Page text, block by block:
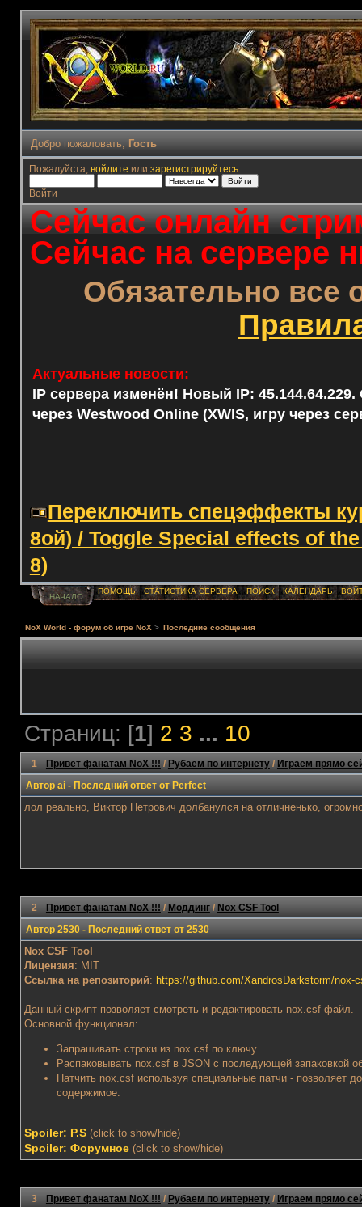
Добро пожаловать, Гость
Пожалуйста, войдите или зарегистрируйтесь.
Войти
Сейчас онлайн
Сейчас на сервере
Обязательно все
Актуальные новости:
IP сервера изменён! Новый IP: 45.144.64.229.
через Westwood Online (XWIS, игру через
Переключить спецэффекты
8ой) / Toggle Special effects of
8)
НАЧАЛО
ПОМОЩЬ СТАТИСТИКА СЕРВЕРА ПОИСК КАЛЕНДАРЬ
NoX World - форум об игре NoX > Последние сообщения
Страниц: [1] 2 3 ... 10
1 Привет фанатам NoX !!! /Рубаем по интернету/Играем прямо
Автор ai- Последний ответ от Perfect
лол реально, Виктор Петрович долбанулся на отличненько,
2 Привет фанатам NoX !!! /Моддинг/Nox CSF Tool
Автор 2530- Последний ответ от 2530
Nox CSF Tool
Лицензия: MIT
Ссылка на репозиторий: https://github.com/XandrosDarkstorm/nox-
Данный скрипт позволяет смотреть и редактировать nox.csf файл.
Основной функционал:
Запрашивать строки из nox.csf по ключу
Распаковывать nox.csf в JSON с последующей запаковкой
Патчить nox.csf используя специальные патчи - позволяет
содержимое.
Spoiler: P.S(click to show/hide)
Spoiler: Форумное(click to show/hide)
3 Привет фанатам NoX !!! /Рубаем по интернету/Играем прямо